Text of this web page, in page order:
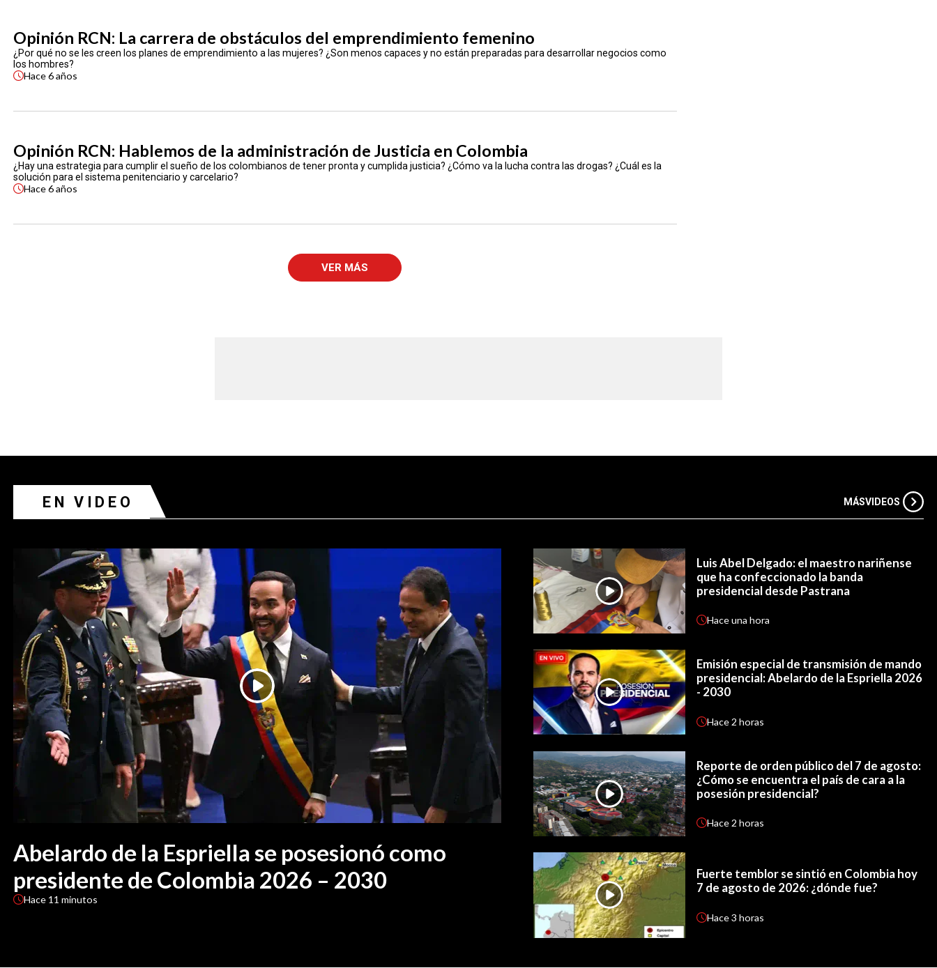
Opinión RCN: La carrera de obstáculos del emprendimiento femenino
¿Por qué no se les creen los planes de emprendimiento a las mujeres? ¿Son menos capaces y no están preparadas para desarrollar negocios como
los hombres?
Hace6 años
Opinión RCN: Hablemos de la administración de Justicia en Colombia
¿Hay una estrategia para cumplir el sueño de los colombianos de tener pronta y cumplida justicia? ¿Cómo va la lucha contra las drogas? ¿Cuál es la
solución para el sistema penitenciario y carcelario?
Hace6 años
VER MÁS
EN VIDEO MÁSVIDEOS
Abelardo de la Espriella se posesionó como
presidente de Colombia 2026 – 2030
Hace 11 minutos
Luis Abel Delgado: el maestro nariñense
que ha confeccionado la banda
presidencial desde Pastrana
Haceuna hora
Emisión especial de transmisión de mando
presidencial: Abelardo de la Espriella 2026
- 2030
Hace2 horas
Reporte de orden público del 7 de agosto:
¿Cómo se encuentra el país de cara a la
posesión presidencial?
Hace2 horas
Fuerte temblor se sintió en Colombia hoy
7 de agosto de 2026: ¿dónde fue?
Hace3 horas